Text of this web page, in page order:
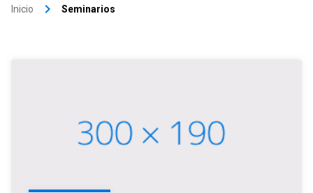
Inicio keyboard_arrow_right Seminarios